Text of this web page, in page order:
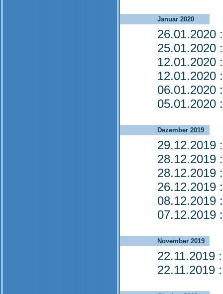
Januar 2020
26.01.2020
25.01.2020
12.01.2020
12.01.2020
06.01.2020
05.01.2020
Dezember 2019
29.12.2019
28.12.2019
28.12.2019
26.12.2019
08.12.2019
07.12.2019
November 2019
22.11.2019
22.11.2019